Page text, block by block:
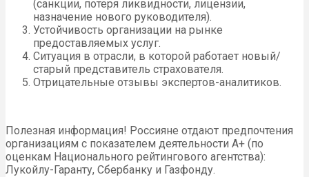
(санкции, потеря ликвидности, лицензии,
назначение нового руководителя).
Устойчивость организации на рынке
предоставляемых услуг.
Ситуация в отрасли, в которой работает новый/
старый представитель страхователя.
Отрицательные отзывы экспертов-аналитиков.
Полезная информация! Россияне отдают предпочтения
организациям с показателем деятельности А+ (по
оценкам Национального рейтингового агентства):
Лукойлу-Гаранту, Сбербанку и Газфонду.